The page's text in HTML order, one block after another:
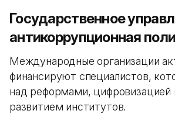
Государственное
антикоррупционная
Международные организации
финансируют специалистов,
над реформами, цифровизацией
развитием институтов.